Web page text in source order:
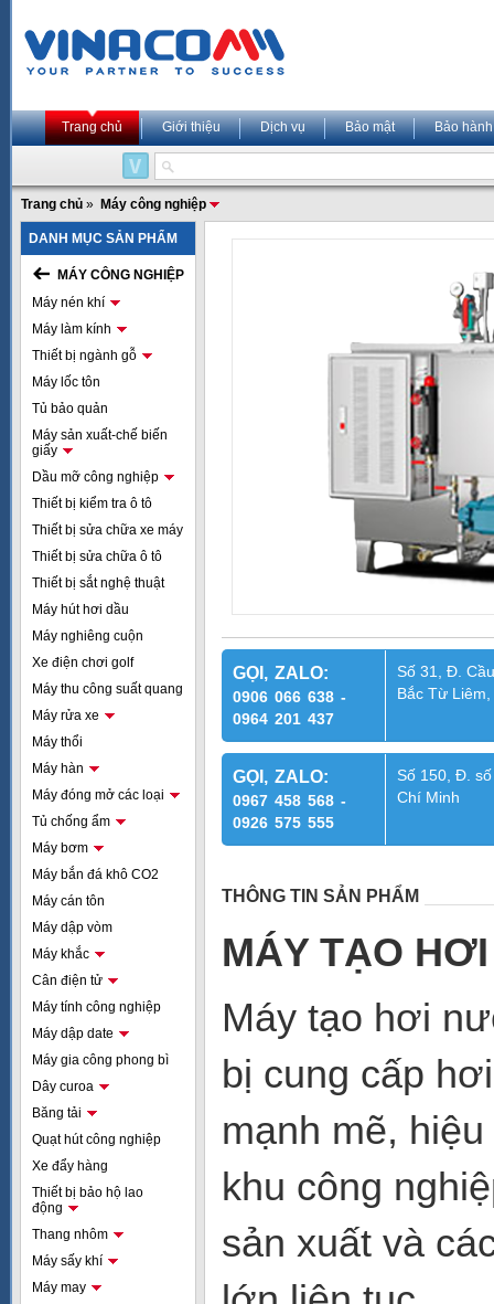
Trang chủ Giới thiệu Dịch vụ Bảo mật Bảo hành
Trang chủ » Máy công nghiệp
DANH MỤC SẢN PHẨM
MÁY CÔNG NGHIỆP
Máy nén khí
Máy làm kính
Thiết bị ngành gỗ
Máy lốc tôn
Tủ bảo quản
Máy sản xuất-chế biến
giấy
Dầu mỡ công nghiệp
Thiết bị kiểm tra ô tô
Thiết bị sửa chữa xe máy
Thiết bị sửa chữa ô tô
Thiết bị sắt nghệ thuật
Máy hút hơi dầu
Máy nghiêng cuộn
Xe điện chơi golf
Máy thu công suất quang
Máy rửa xe
Máy thổi
Máy hàn
Máy đóng mở các loại
Tủ chống ẩm
Máy bơm
Máy bắn đá khô CO2
Máy cán tôn
Máy dập vòm
Máy khắc
Cân điện tử
Máy tính công nghiệp
Máy dập date
Máy gia công phong bì
Dây curoa
Băng tải
Quạt hút công nghiệp
Xe đẩy hàng
Thiết bị bảo hộ lao
động
Thang nhôm
Máy sấy khí
Máy may
GỌI, ZALO:
0906 066 638 -
0964 201 437
Số 31, Đ.
Bắc Từ
GỌI, ZALO:
0967 458 568 -
0926 575 555
Số 150, Đ.
Chí Minh
THÔNG TIN SẢN PHẨM
MÁY TẠO
Máy tạo hơi
bị cung cấp
mạnh mẽ,
khu công
sản xuất và